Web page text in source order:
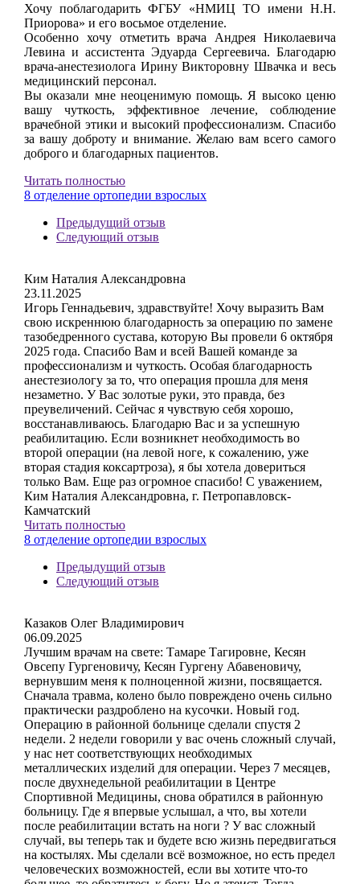
Хочу поблагодарить ФГБУ «НМИЦ ТО имени Н.Н.
Приорова» и его восьмое отделение.
Особенно хочу отметить врача Андрея Николаевича
Левина и ассистента Эдуарда Сергеевича. Благодарю
врача-анестезиолога Ирину Викторовну Швачка и весь
медицинский персонал.
Вы оказали мне неоценимую помощь. Я высоко ценю
вашу чуткость, эффективное лечение, соблюдение
врачебной этики и высокий профессионализм. Спасибо
за вашу доброту и внимание. Желаю вам всего самого
доброго и благодарных пациентов.
Читать полностью
8 отделение ортопедии взрослых
Предыдущий отзыв
Следующий отзыв
Ким Наталия Александровна
23.11.2025
Игорь Геннадьевич, здравствуйте! Хочу выразить Вам
свою искреннюю благодарность за операцию по замене
тазобедренного сустава, которую Вы провели 6 октября
2025 года. Спасибо Вам и всей Вашей команде за
профессионализм и чуткость. Особая благодарность
анестезиологу за то, что операция прошла для меня
незаметно. У Вас золотые руки, это правда, без
преувеличений. Сейчас я чувствую себя хорошо,
восстанавливаюсь. Благодарю Вас и за успешную
реабилитацию. Если возникнет необходимость во
второй операции (на левой ноге, к сожалению, уже
вторая стадия коксартроза), я бы хотела довериться
только Вам. Еще раз огромное спасибо! С уважением,
Ким Наталия Александровна, г. Петропавловск-
Камчатский
Читать полностью
8 отделение ортопедии взрослых
Предыдущий отзыв
Следующий отзыв
Казаков Олег Владимирович
06.09.2025
Лучшим врачам на свете: Тамаре Тагировне, Кесян
Овсепу Гургеновичу, Кесян Гургену Абавеновичу,
вернувшим меня к полноценной жизни, посвящается.
Сначала травма, колено было повреждено очень сильно
практически раздроблено на кусочки. Новый год.
Операцию в районной больнице сделали спустя 2
недели. 2 недели говорили у вас очень сложный случай,
у нас нет соответствующих необходимых
металлических изделий для операции. Через 7 месяцев,
после двухнедельной реабилитации в Центре
Спортивной Медицины, снова обратился в районную
больницу. Где я впервые услышал, а что, вы хотели
после реабилитации встать на ноги ? У вас сложный
случай, вы теперь так и будете всю жизнь передвигаться
на костылях. Мы сделали всё возможное, но есть предел
человеческих возможностей, если вы хотите что-то